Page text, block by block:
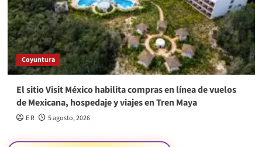
Coyuntura
El sitio Visit México habilita compras en línea de vuelos
de Mexicana, hospedaje y viajes en Tren Maya
E R 5 agosto, 2026